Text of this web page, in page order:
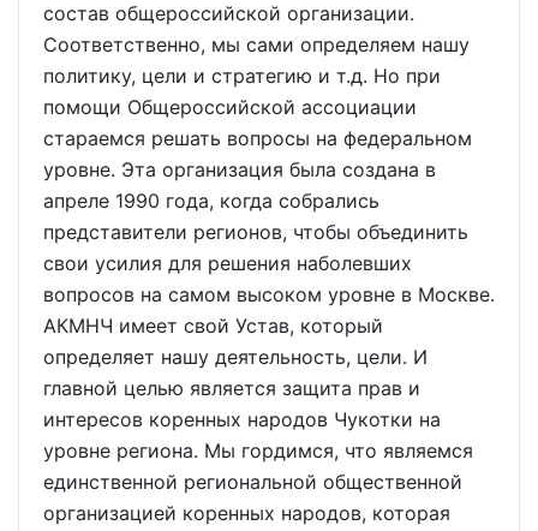
состав общероссийской организации.
Соответственно, мы сами определяем нашу
политику, цели и стратегию и т.д. Но при
помощи Общероссийской ассоциации
стараемся решать вопросы на федеральном
уровне. Эта организация была создана в
апреле 1990 года, когда собрались
представители регионов, чтобы объединить
свои усилия для решения наболевших
вопросов на самом высоком уровне в Москве.
АКМНЧ имеет свой Устав, который
определяет нашу деятельность, цели. И
главной целью является защита прав и
интересов коренных народов Чукотки на
уровне региона. Мы гордимся, что являемся
единственной региональной общественной
организацией коренных народов, которая